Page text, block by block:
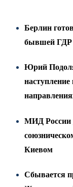
Берлин
бывшей ГДР
Юрий
МИД России
Киевом
Сбывается